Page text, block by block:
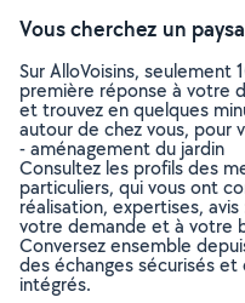
Vous cherchez un
Sur AlloVoisins, seulement
première réponse à votre
et trouvez en quelques
autour de chez vous, pour
- aménagement du jardin
Consultez les profils des
particuliers, qui vous ont
réalisation, expertises,
votre demande et à votre
Conversez ensemble
des échanges sécurisés
intégrés.